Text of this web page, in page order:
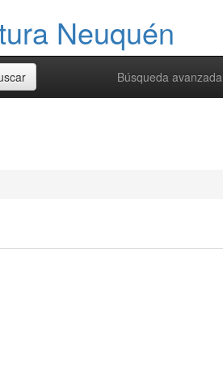
Neuquén
Búsqueda avanzada